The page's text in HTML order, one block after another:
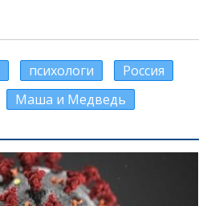
психологи
Россия
Маша и Медведь